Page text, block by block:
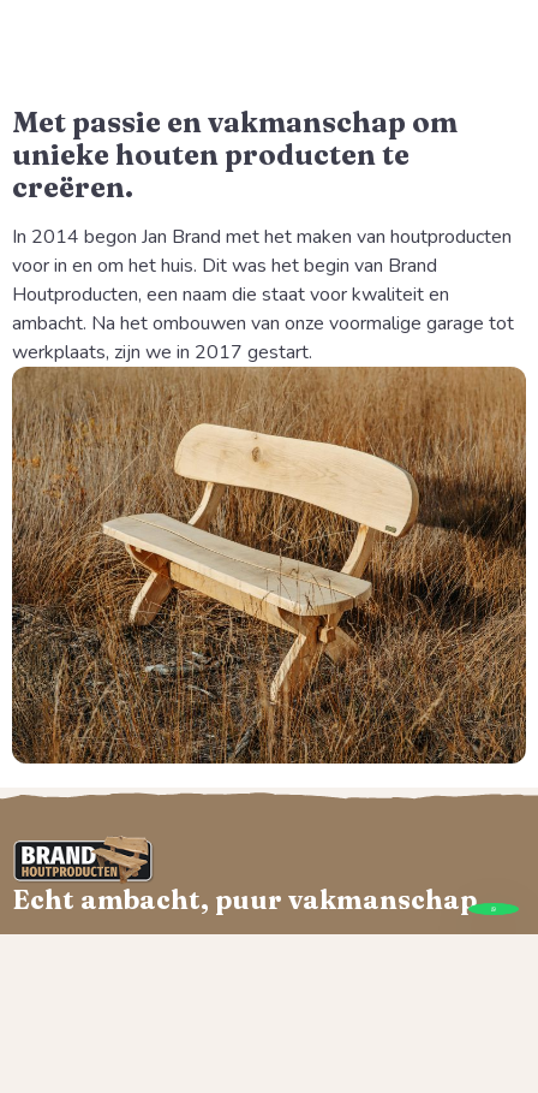
Met passie en vakmanschap om
unieke houten producten te
creëren.
In 2014 begon Jan Brand met het maken van houtproducten
voor in en om het huis. Dit was het begin van Brand
Houtproducten, een naam die staat voor kwaliteit en
ambacht. Na het ombouwen van onze voormalige garage tot
werkplaats, zijn we in 2017 gestart.
Echt ambacht, puur vakmanschap